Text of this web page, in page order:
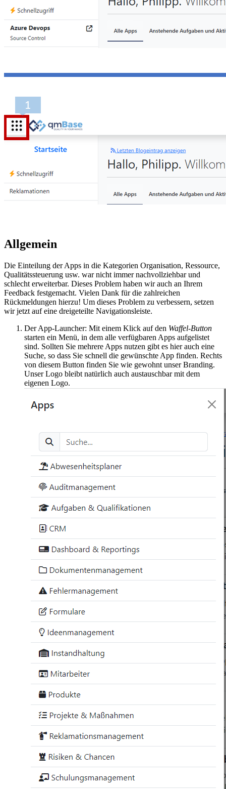
Allgemein
Die Einteilung der Apps in die Kategorien Organisation, Ressource,
Qualitätssteuerung usw. war nicht immer nachvollziehbar und
schlecht erweiterbar. Dieses Problem haben wir auch an Ihrem
Feedback festgemacht. Vielen Dank für die zahlreichen
Rückmeldungen hierzu! Um dieses Problem zu verbessern, setzen
wir jetzt auf eine dreigeteilte Navigationsleiste.
Der App-Launcher: Mit einem Klick auf den Waffel-Button
starten ein Menü, in dem alle verfügbaren Apps aufgelistet
sind. Sollten Sie mehrere Apps nutzen gibt es hier auch eine
Suche, so dass Sie schnell die gewünschte App finden. Rechts
von diesem Button finden Sie wie gewohnt unser Branding.
Unser Logo bleibt natürlich auch austauschbar mit dem
eigenen Logo.